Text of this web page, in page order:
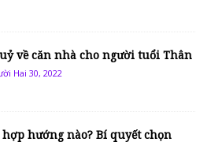
về căn nhà cho người tuổi Thân
Hai 30, 2022
hướng nào? Bí quyết chọn